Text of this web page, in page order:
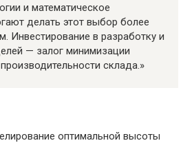
и математическое
делать этот выбор более
Инвестирование в разработку и
— залог минимизации
склада.»
оптимальной высоты